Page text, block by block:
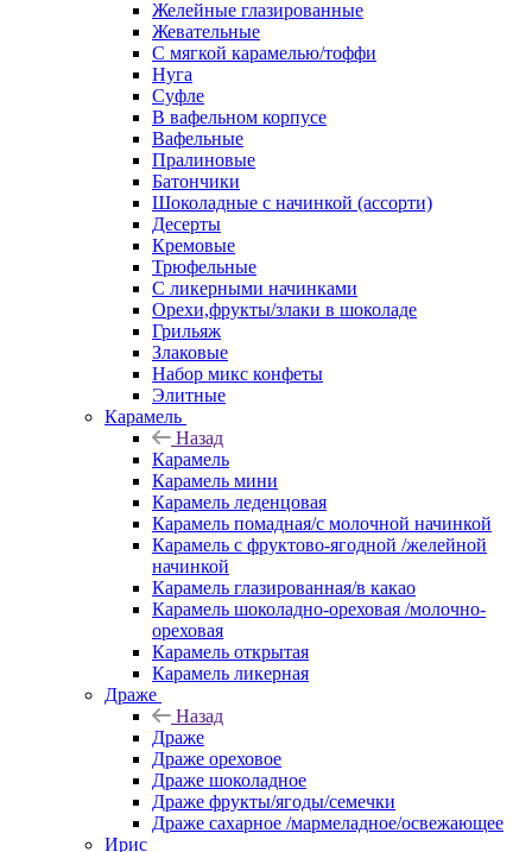
Желейные глазированные
Жевательные
С мягкой карамелью/тоффи
Нуга
Суфле
В вафельном корпусе
Вафельные
Пралиновые
Батончики
Шоколадные с начинкой (ассорти)
Десерты
Кремовые
Трюфельные
С ликерными начинками
Орехи,фрукты/злаки в шоколаде
Грильяж
Злаковые
Набор микс конфеты
Элитные
Карамель
Назад
Карамель
Карамель мини
Карамель леденцовая
Карамель помадная/с молочной начинкой
Карамель с фруктово-ягодной /желейной
начинкой
Карамель глазированная/в какао
Карамель шоколадно-ореховая /молочно-
ореховая
Карамель открытая
Карамель ликерная
Драже
Назад
Драже
Драже ореховое
Драже шоколадное
Драже фрукты/ягоды/семечки
Драже сахарное /мармеладное/освежающее
Ирис